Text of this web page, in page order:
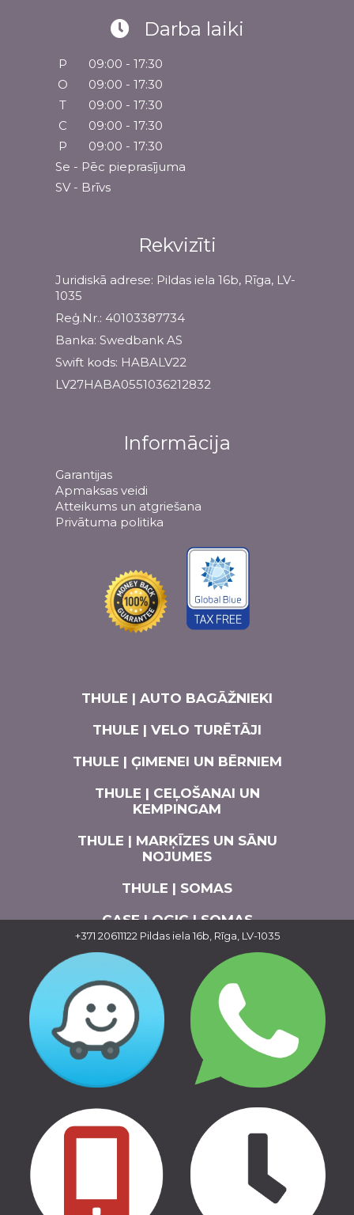
Darba laiki
P
09:00 - 17:30
O
09:00 - 17:30
T
09:00 - 17:30
C
09:00 - 17:30
P
09:00 - 17:30
Se - Pēc pieprasījuma
SV - Brīvs
Rekvizīti
Juridiskā adrese: Pildas iela 16b, Rīga, LV-
1035
Reģ.Nr.: 40103387734
Banka: Swedbank AS
Swift kods: HABALV22
LV27HABA0551036212832
Informācija
Garantijas
Apmaksas veidi
Atteikums un atgriešana
Privātuma politika
THULE | AUTO BAGĀŽNIEKI
THULE | VELO TURĒTĀJI
THULE | ĢIMENEI UN BĒRNIEM
THULE | CEĻOŠANAI UN
KEMPINGAM
THULE | MARĶĪZES UN SĀNU
NOJUMES
THULE | SOMAS
CASE LOGIC | SOMAS
AUTO APRĪKOJUMS
+371 20611122Pildas iela 16b, Rīga, LV-1035